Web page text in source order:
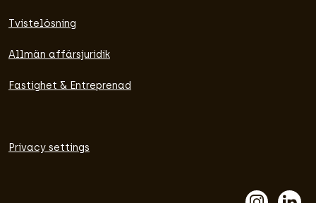
Tvistelösning
Allmän affärsjuridik
Fastighet & Entreprenad
Privacy settings